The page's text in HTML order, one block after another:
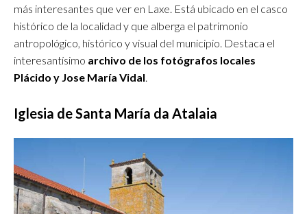
más interesantes que ver en Laxe. Está ubicado en el casco
histórico de la localidad y que alberga el patrimonio
antropológico, histórico y visual del municipio. Destaca el
interesantísimo archivo de los fotógrafos locales
Plácido y Jose María Vidal
Iglesia de Santa María da Atalaia